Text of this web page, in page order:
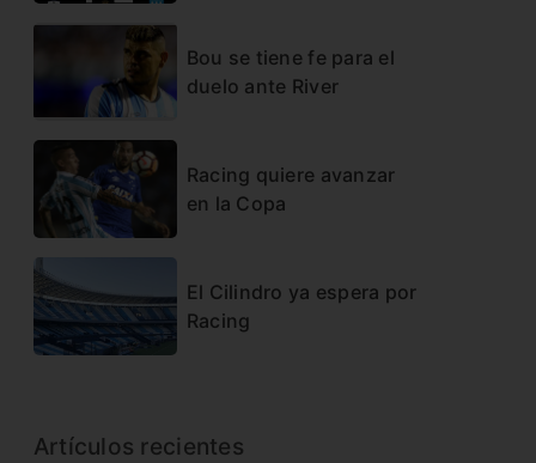
Bou se tiene fe para el
duelo ante River
Racing quiere avanzar
en la Copa
El Cilindro ya espera por
Racing
Artículos recientes